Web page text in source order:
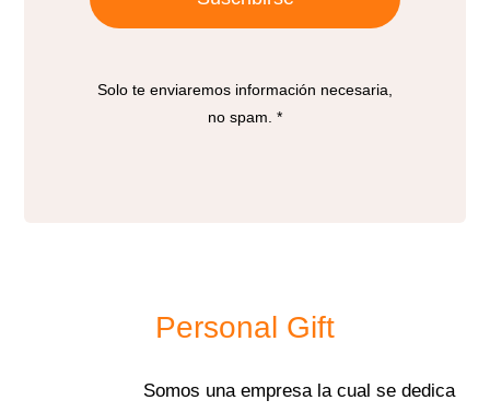
Solo te enviaremos información necesaria,
no spam. *
Personal Gift
Somos una empresa la cual se dedica